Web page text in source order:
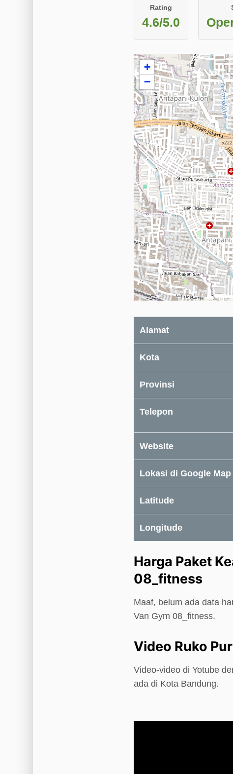
Rating
4.6/5.0
+
−
Alamat
Kota
Provinsi
Telepon
Website
Lokasi di Google Map
Latitude
Longitude
Harga Paket
08_fitness
Maaf, belum ada data
Van Gym 08_fitness.
Video Ruko
Video-video di Yotube
ada di Kota Bandung.